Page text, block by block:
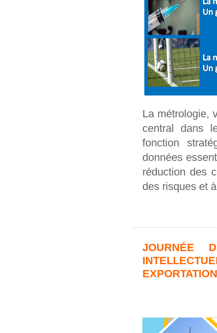
La métrologie,
central dans
fonction
données
réduction des
des risques et
JOURNÉE